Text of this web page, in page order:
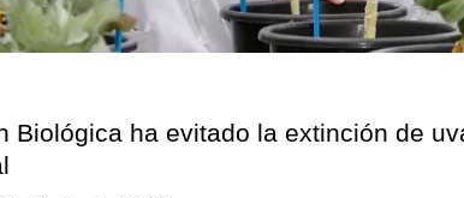
Biológica ha evitado la extinción de